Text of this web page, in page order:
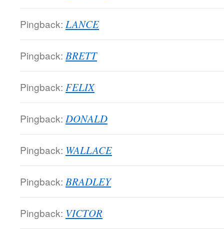
Pingback: LANCE
Pingback: BRETT
Pingback: FELIX
Pingback: DONALD
Pingback: WALLACE
Pingback: BRADLEY
Pingback: VICTOR